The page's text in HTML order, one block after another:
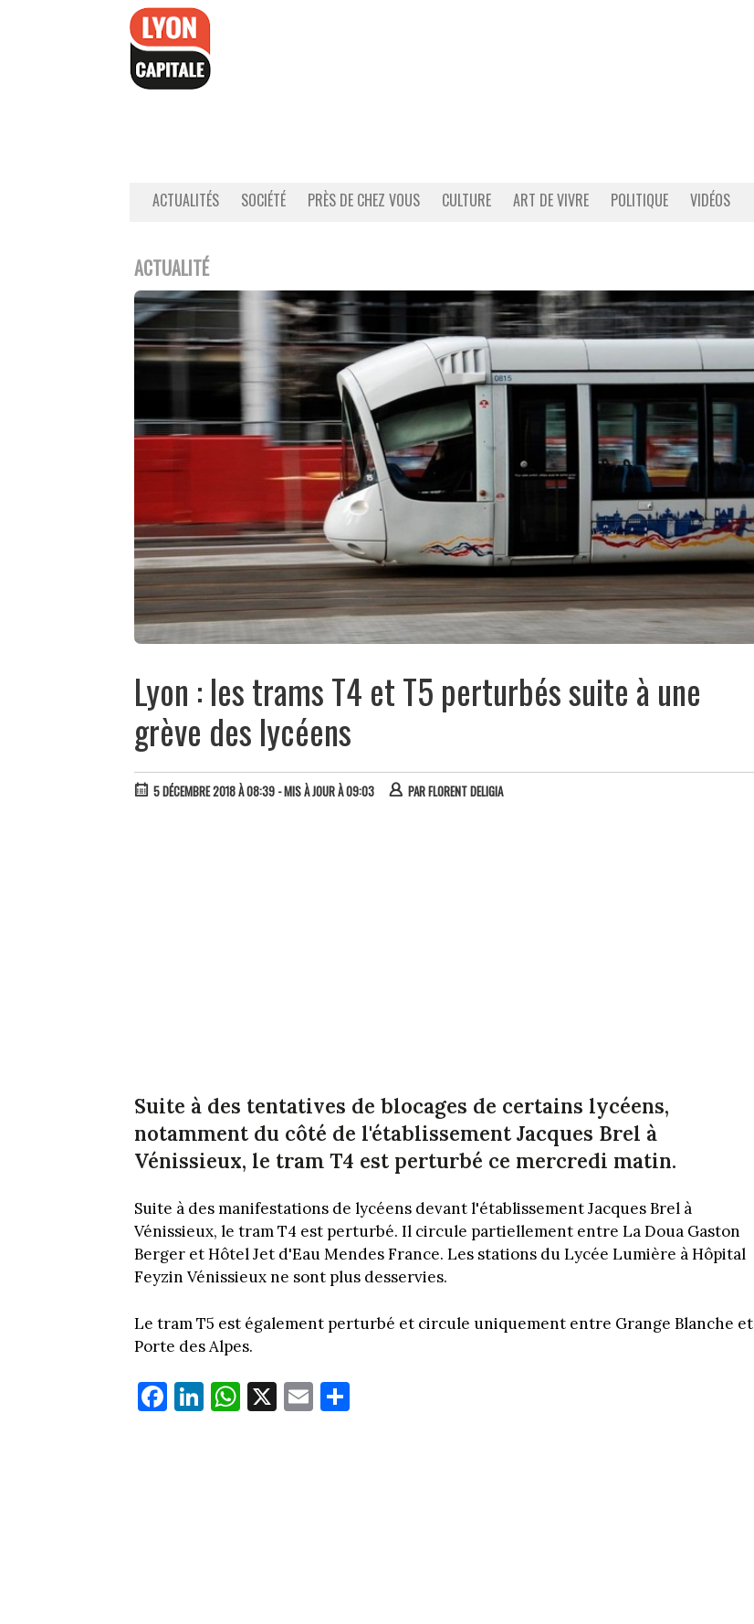
ACTUALITÉS SOCIÉTÉ PRÈS DE CHEZ VOUS CULTURE ART DE VIVRE POLITIQUE VIDÉOS
ACTUALITÉ
Lyon : les trams T4 et T5 perturbés suite à une
grève des lycéens
5 DÉCEMBRE 2018 À 08:39 - MIS À JOUR À 09:03 PARFLORENT DELIGIA
Suite à des tentatives de blocages de certains lycéens,
notamment du côté de l'établissement Jacques Brel à
Vénissieux, le tram T4 est perturbé ce mercredi matin.
Suite à des manifestations de lycéens devant l'établissement Jacques Brel à
Vénissieux, le tram T4 est perturbé. Il circule partiellement entre La Doua Gaston
Berger et Hôtel Jet d'Eau Mendes France. Les stations du Lycée Lumière à Hôpital
Feyzin Vénissieux ne sont plus desservies.
Le tram T5 est également perturbé et circule uniquement entre Grange Blanche et
Porte des Alpes.
Fa
ce
Li
nk
W
ha
X E
m